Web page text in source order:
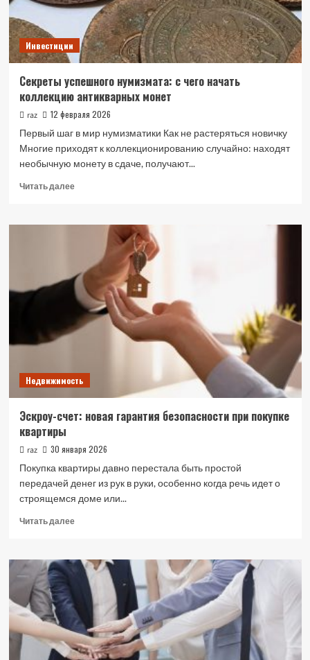
что
смотреть,
кроме
цены
Инвестиции
Секреты успешного нумизмата: с чего начать
коллекцию антикварных монет
raz
12 февраля 2026
Первый шаг в мир нумизматики Как не растеряться новичку
Многие приходят к коллекционированию случайно: находят
необычную монету в сдаче, получают...
Читать далееПрочитать
Секреты
успешного
нумизмата:
чего
начать
коллекцию
антикварных
монет
Недвижимость
Эскроу-счет: новая гарантия безопасности при покупке
квартиры
raz
30 января 2026
Покупка квартиры давно перестала быть простой
передачей денег из рук в руки, особенно когда речь идет о
строящемся доме или...
Читать далееПрочитать
Эскроу-
счет:
новая
гарантия
безопасности
при
покупке
квартиры